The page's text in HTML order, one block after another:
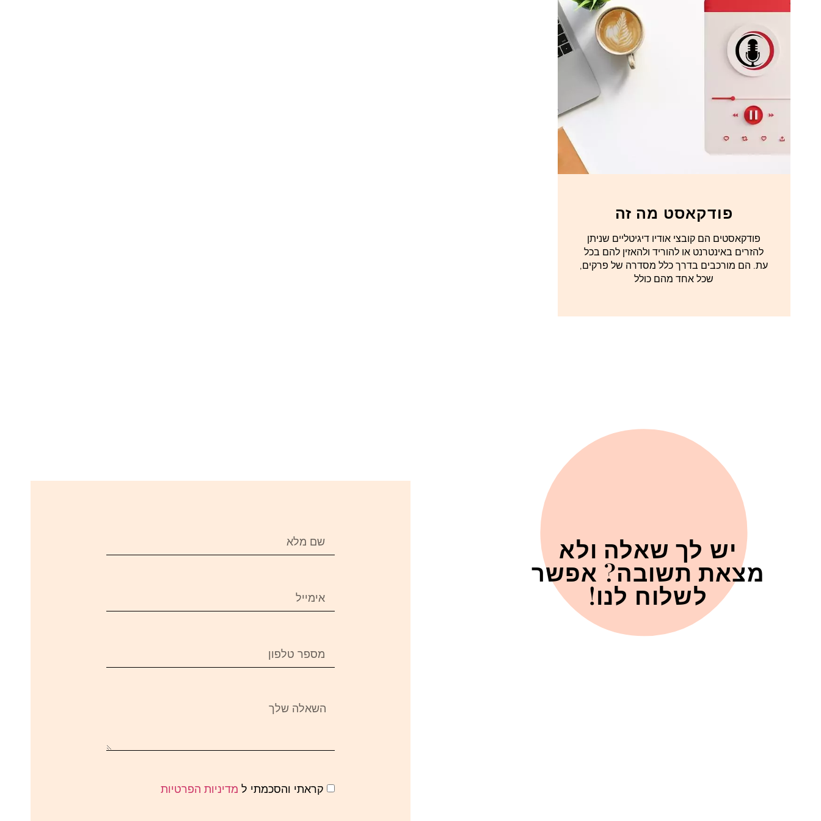
פודקאסט מה זה
פודקאסטים הם קובצי אודיו דיגיטליים שניתן
להזרים באינטרנט או להוריד ולהאזין להם בכל
עת. הם מורכבים בדרך כלל מסדרה של פרקים,
שכל אחד מהם כולל
יש לך שאלה ולא
מצאת תשובה? אפשר
לשלוח לנו!
קראתי והסכמתי ל מדיניות הפרטיות